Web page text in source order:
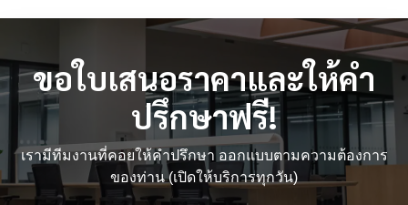
ขอใบเสนอราคาและให้คำ
ปรึกษาฟรี!
เรามีทีมงานที่คอยให้คำปรึกษา ออกแบบตามความต้องการ
ของท่าน (เปิดให้บริการทุกวัน)